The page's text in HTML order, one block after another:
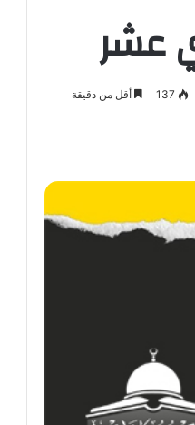
عشر
137 أقل من دقيقة